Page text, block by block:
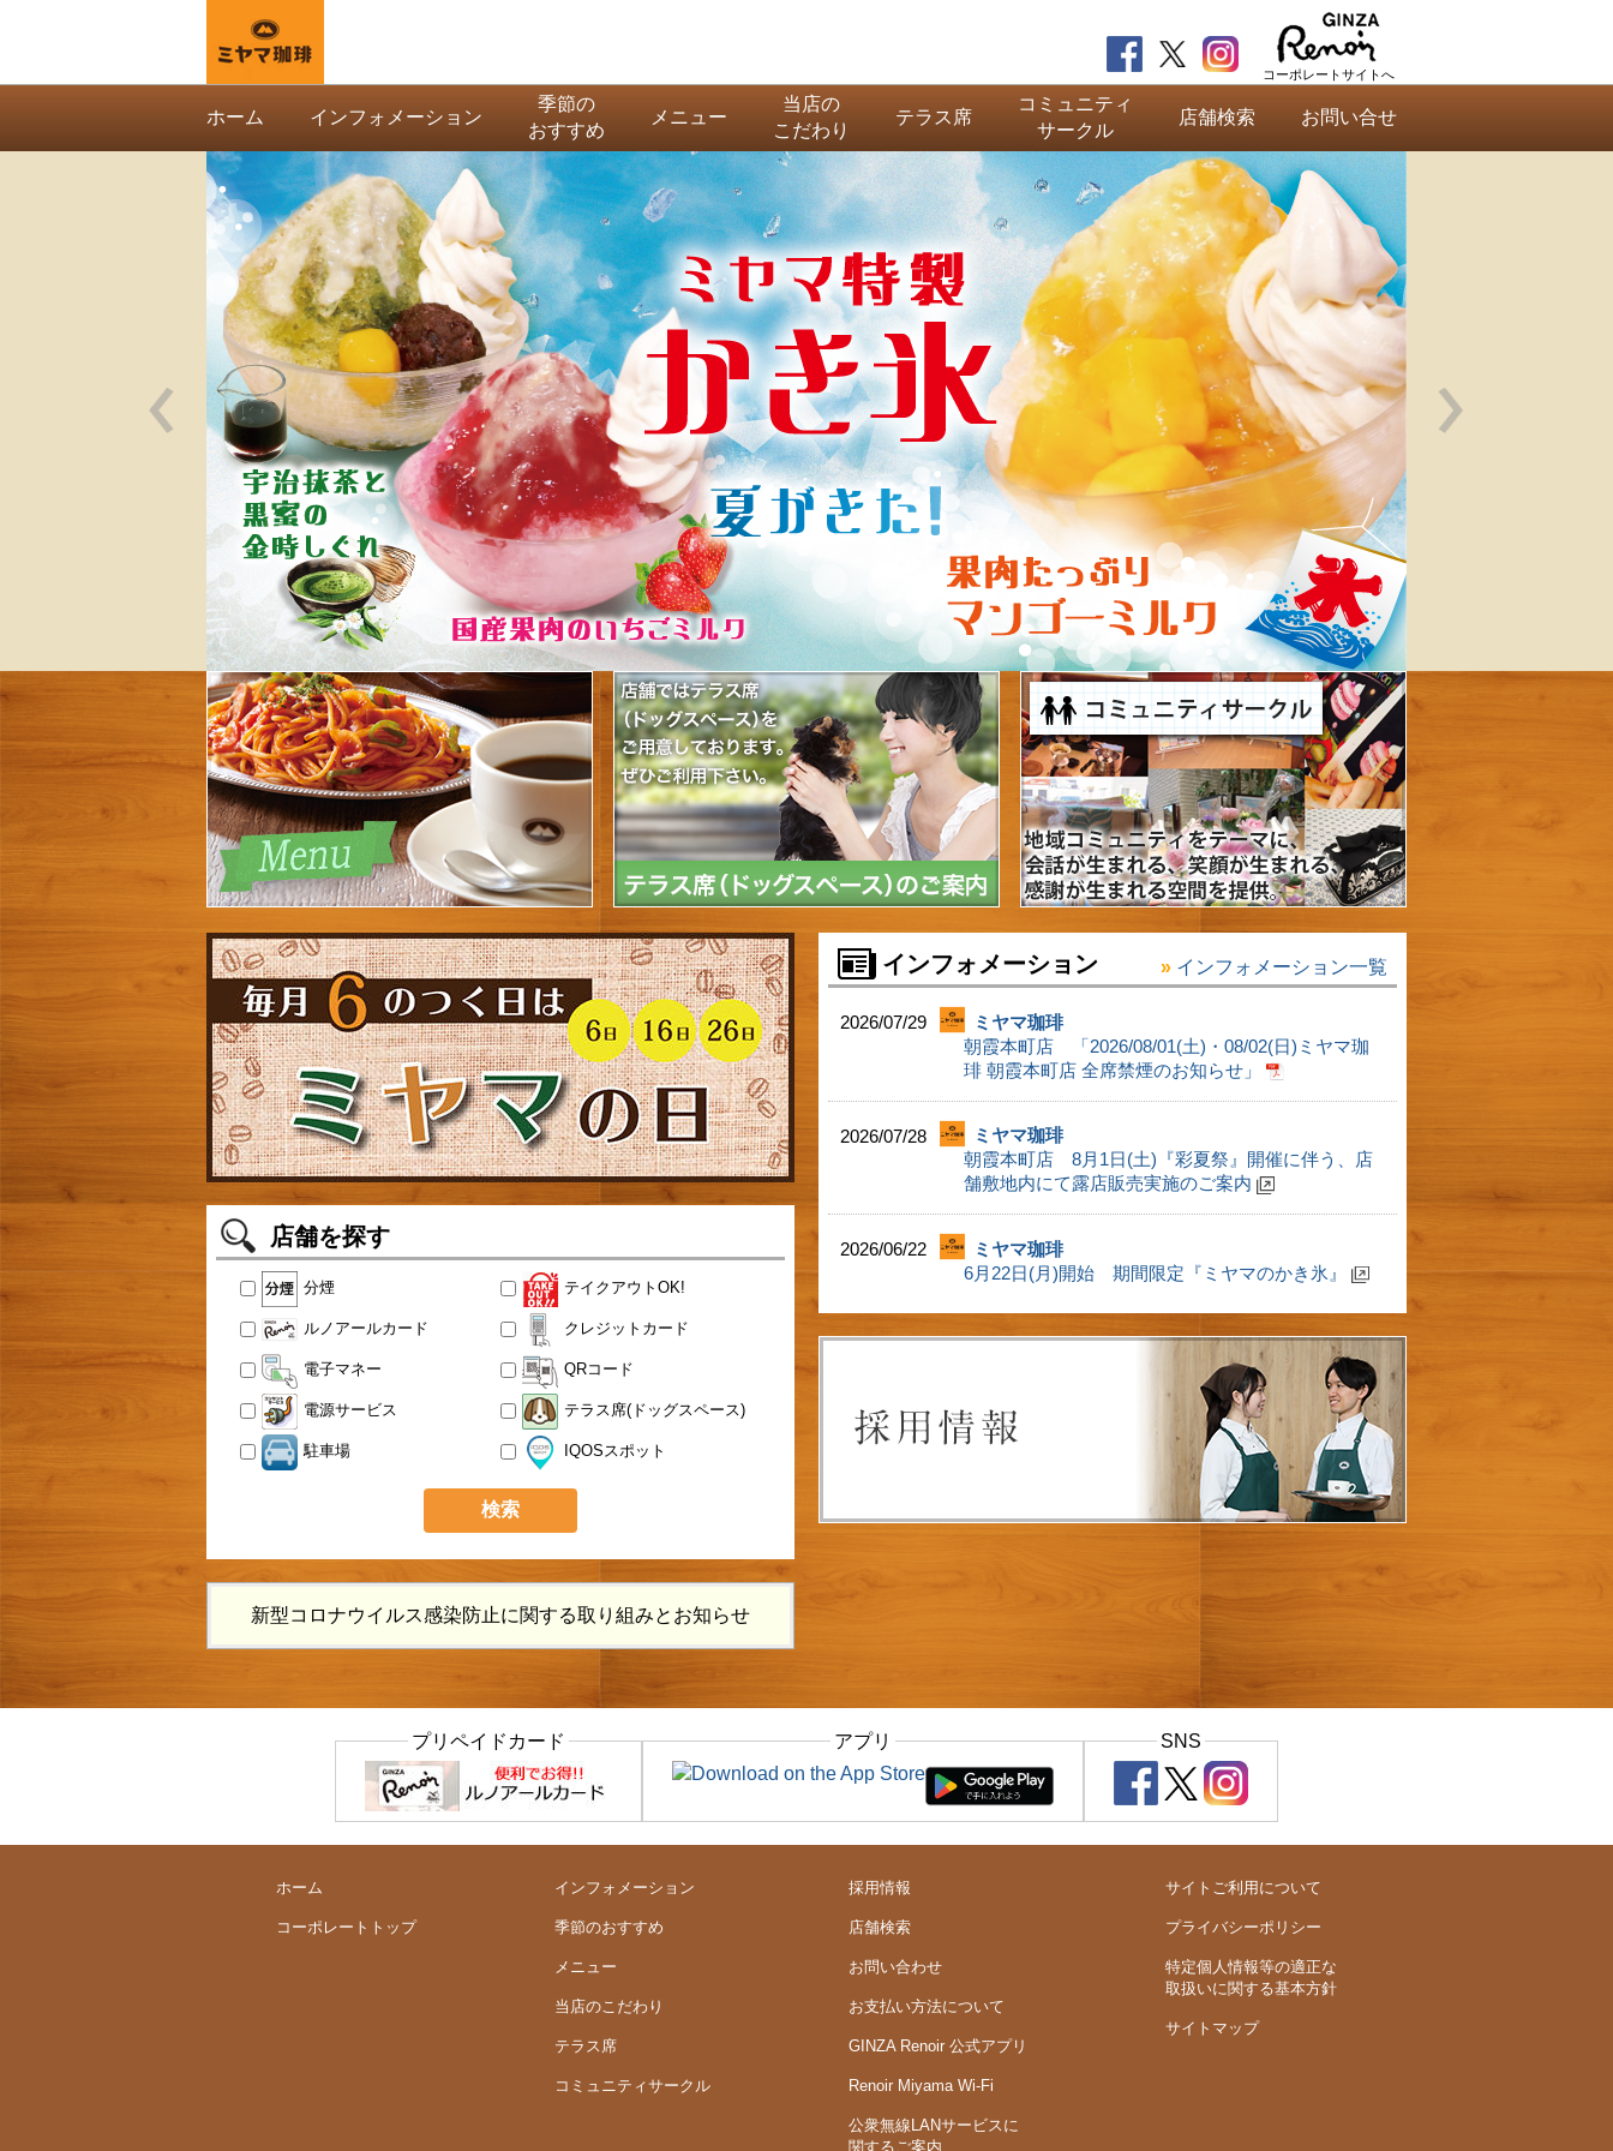
コーポレートサイトへ
ホーム インフォメーション
季節の
おすすめ
メニュー
当店の
こだわり
テラス席
コミュニティ
サークル
店舗検索 お問い合せ
店舗を探す
分煙 テイクアウトOK!
ルノアールカード クレジットカード
電子マネー QRコード
電源サービス テラス席(ドッグスペース)
駐車場 IQOSスポット
検索
新型コロナウイルス感染防止に関する取り組みとお知らせ
インフォメーション
2026/07/29
ミヤマ珈琲
朝霞本町店 「2026/08/01(土)・08/02(日)ミヤマ珈
琲 朝霞本町店 全席禁煙のお知らせ」
2026/07/28
ミヤマ珈琲
朝霞本町店 8月1日(土)『彩夏祭』開催に伴う、店
舗敷地内にて露店販売実施のご案内
2026/06/22
ミヤマ珈琲
6月22日(月)開始 期間限定『ミヤマのかき氷』
インフォメーション一覧
プリペイドカード アプリ SNS
ホーム
コーポレートトップ
インフォメーション
季節のおすすめ
メニュー
当店のこだわり
テラス席
コミュニティサークル
採用情報
店舗検索
お問い合わせ
お支払い方法について
GINZA Renoir 公式アプリ
Renoir Miyama Wi-Fi
公衆無線LANサービスに
関するご案内
サイトご利用について
プライバシーポリシー
特定個人情報等の適正な
取扱いに関する基本方針
サイトマップ